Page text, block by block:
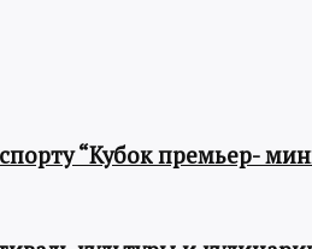
“Кубок премьер-